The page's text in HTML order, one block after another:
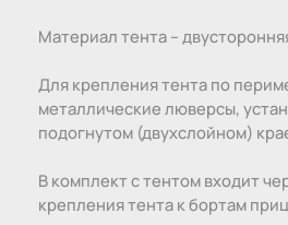
Материал тента –
Для крепления тента по
металлические люверсы,
подогнутом (двухслойном)
В комплект с тентом входит
крепления тента к бортам